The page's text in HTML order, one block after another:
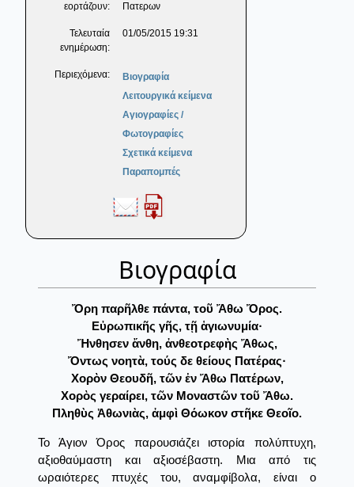
εορτάζουν:
Πατερων
Τελευταία
ενημέρωση:
01/05/2015 19:31
Περιεχόμενα:
Βιογραφία
Λειτουργικά κείμενα
Αγιογραφίες /
Φωτογραφίες
Σχετικά κείμενα
Παραπομπές
Βιογραφία
Ὄρη παρῆλθε πάντα, τοῦ Ἄθω Ὄρος.
Εὐρωπικῆς γῆς, τῇ ἁγιωνυμία·
Ἤνθησεν ἄνθη, ἀνθεοτρεφὴς Ἄθως,
Ὄντως νοητὰ, τούς δε θείους Πατέρας·
Χορὸν Θεουδῆ, τῶν ἐν Ἄθω Πατέρων,
Χορὸς γεραίρει, τῶν Μοναστῶν τοῦ Ἄθω.
Πληθὺς Ἀθωνιὰς, ἀμφὶ Θόωκον στῆκε Θεοῖο.
Το Άγιον Όρος παρουσιάζει ιστορία πολύπτυχη,
αξιοθαύμαστη και αξιοσέβαστη. Μια από τις
ωραιότερες πτυχές του, αναμφίβολα, είναι ο